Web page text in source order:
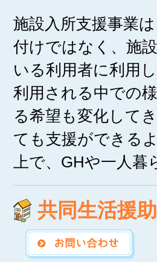
施設入所支援事業
付けではなく、施
いる利用者に利用
利用される中での
る希望も変化して
ても支援ができる
上で、GHや一人
共同生活援